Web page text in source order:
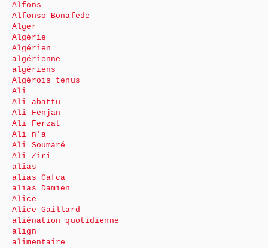
Alfons
Alfonso Bonafede
Alger
Algérie
Algérien
algérienne
algériens
Algérois tenus
Ali
Ali abattu
Ali Fenjan
Ali Ferzat
Ali n’a
Ali Soumaré
Ali Ziri
alias
alias Cafca
alias Damien
Alice
Alice Gaillard
aliénation quotidienne
align
alimentaire